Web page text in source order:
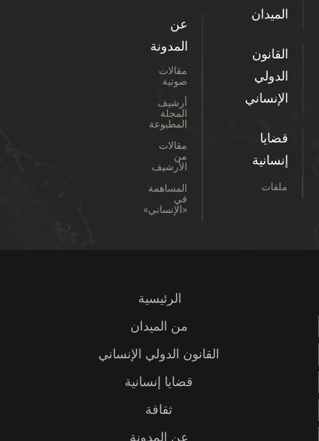
الميدان
القانون
الدولي
الإنساني
قضايا
إنسانية
ملفات
عن
المدونة
مقالات
صوتية
أرشيف
المجلة
المطبوعة
مقالات
من
الأرشيف
المساهمة
في
«الإنساني»
الرئيسية
من الميدان
القانون الدولي الإنساني
قضايا إنسانية
ثقافة
عن المدونة